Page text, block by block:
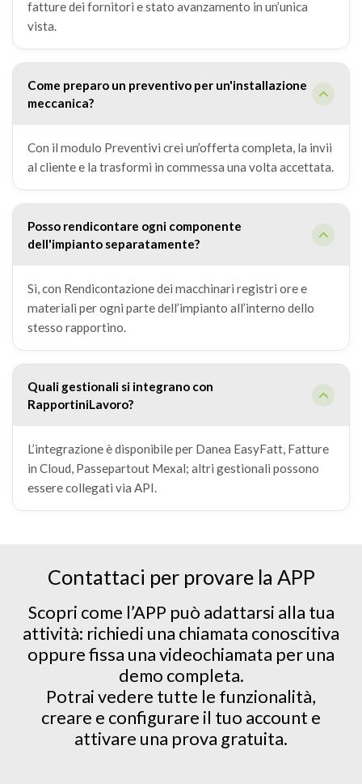
fatture dei fornitori e stato avanzamento in un’unica
vista.
Come preparo un preventivo per un'installazione
meccanica?
Con il modulo Preventivi crei un’offerta completa, la invii
al cliente e la trasformi in commessa una volta accettata.
Posso rendicontare ogni componente
dell'impianto separatamente?
Sì, con Rendicontazione dei macchinari registri ore e
materiali per ogni parte dell’impianto all’interno dello
stesso rapportino.
Quali gestionali si integrano con
RapportiniLavoro?
L’integrazione è disponibile per Danea EasyFatt, Fatture
in Cloud, Passepartout Mexal; altri gestionali possono
essere collegati via API.
Contattaci per provare la APP
Scopri come l’APP può adattarsi alla tua
attività: richiedi una chiamata conoscitiva
oppure fissa una videochiamata per una
demo completa.
Potrai vedere tutte le funzionalità,
creare e configurare il tuo account e
attivare una prova gratuita.